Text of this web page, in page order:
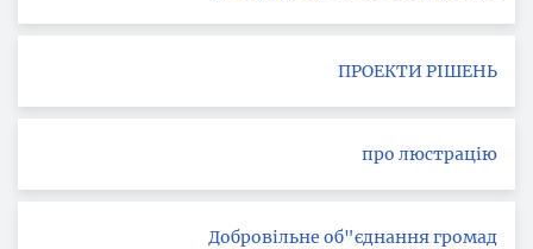
ПРОЕКТИ РІШЕНЬ
про люстрацію
Добровільне об"єднання громад